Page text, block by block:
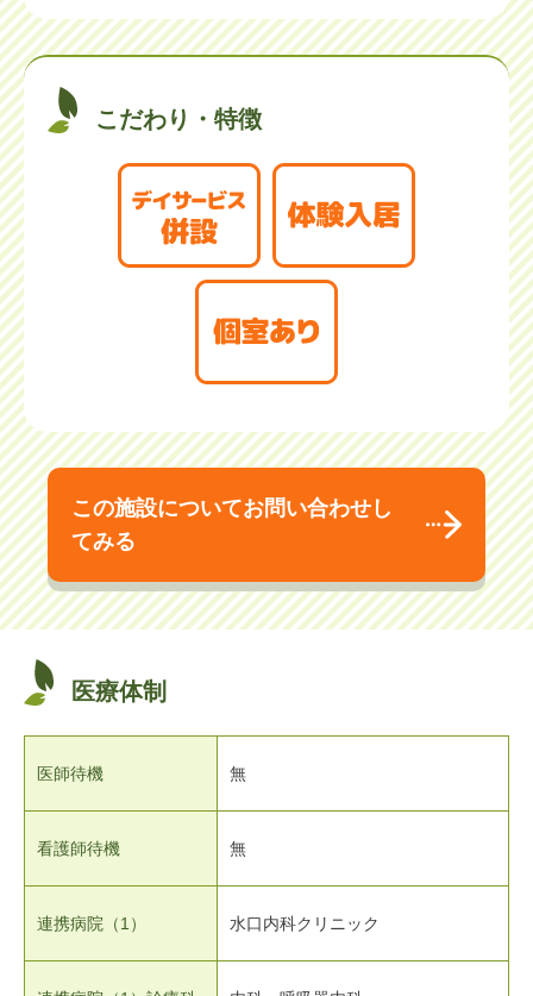
こだわり・特徴
この施設についてお問い合わせし
てみる
医療体制
医師待機 無
看護師待機 無
連携病院（1） 水口内科クリニック